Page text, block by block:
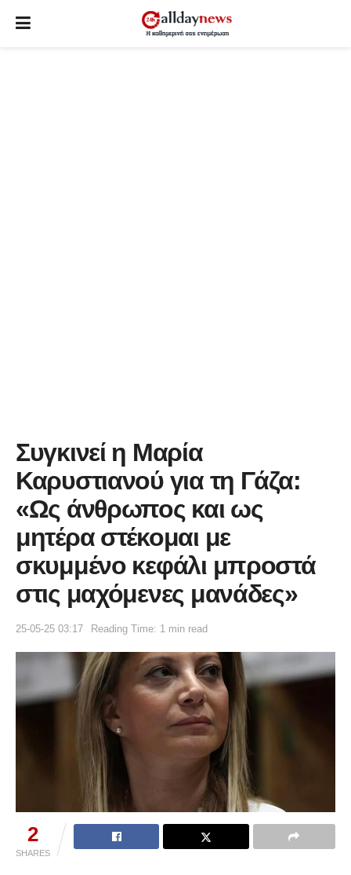
Συγκινεί η Μαρία
Καρυστιανού για τη Γάζα:
«Ως άνθρωπος και ως
μητέρα στέκομαι με
σκυμμένο κεφάλι μπροστά
στις μαχόμενες μανάδες»
25-05-25 03:17 Reading Time: 1 min read
2
SHARES